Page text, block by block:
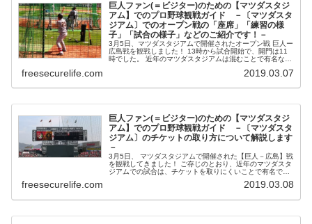
巨人ファン(＝ビジター)のための【マツダスタジ
アム】でのプロ野球観戦ガイド －〔マツダスタ
ジアム〕でのオープン戦の「座席」「練習の様
子」「試合の様子」などのご紹介です！－
3月5日、マツダスタジアムで開催されたオープン戦 巨人ー
広島戦を観戦しました！ 13時から試合開始で、開門は11
時でした。 近年のマツダスタジアムは混むことで有名なの
freesecurelife.com 2019.03.07
巨人ファン(＝ビジター)のための【マツダスタジ
アム】でのプロ野球観戦ガイド －〔マツダスタ
ジアム〕のチケットの取り方について解説します
－
3月5日、 マツダスタジアムで開催された【巨人－広島】戦
を観戦してきました！ ご存じのとおり、近年のマツダスタ
ジアムでの試合は、チケットを取りにくいことで有名で
freesecurelife.com 2019.03.08